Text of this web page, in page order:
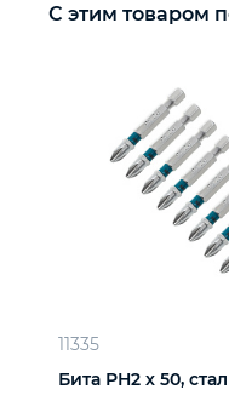
С этим товаром
11335
Бита РН2 х 50,